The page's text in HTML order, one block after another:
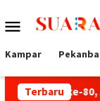
ke
Menu
Mobile
Kampar
Terbaru
Aditya Fajar